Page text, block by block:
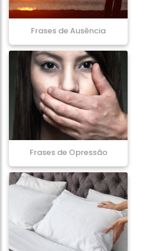
Frases de Ausência
Frases de Opressão